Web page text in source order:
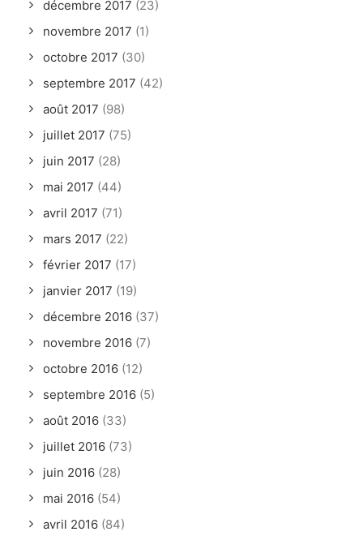
décembre 2017 (23)
novembre 2017 (1)
octobre 2017 (30)
septembre 2017 (42)
août 2017 (98)
juillet 2017 (75)
juin 2017 (28)
mai 2017 (44)
avril 2017 (71)
mars 2017 (22)
février 2017 (17)
janvier 2017 (19)
décembre 2016 (37)
novembre 2016 (7)
octobre 2016 (12)
septembre 2016 (5)
août 2016 (33)
juillet 2016 (73)
juin 2016 (28)
mai 2016 (54)
avril 2016 (84)